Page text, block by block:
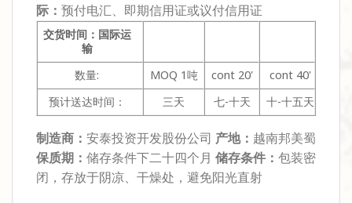
际： 预付电汇、即期信用证或议付信用证
交货时间：国际运
输
数量:
MOQ 1吨 cont 20'
cont 40'
预计送达时间：
三天 七-十天 十-十五天
制造商： 安泰投资开发股份公司 产地： 越南邦美蜀
保质期： 储存条件下二十四个月 储存条件： 包装密
闭，存放于阴凉、干燥处，避免阳光直射